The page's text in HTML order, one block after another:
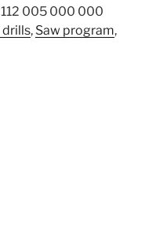
112 005 000 000
drills, Saw program,